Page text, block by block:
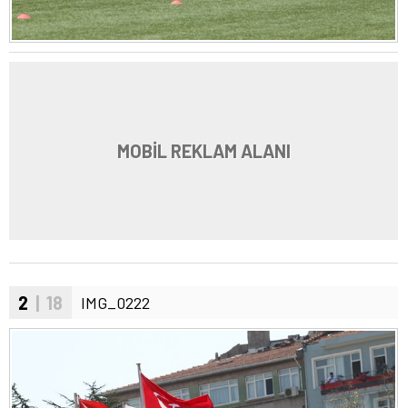
MOBİL REKLAM ALANI
2 | 18 IMG_0222